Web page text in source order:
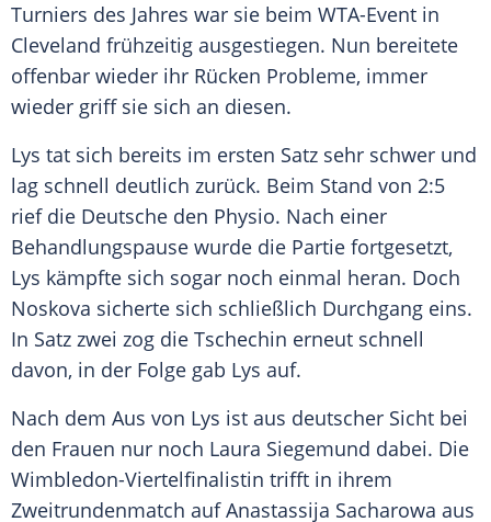
Turniers des Jahres war sie beim WTA-Event in
Cleveland frühzeitig ausgestiegen. Nun bereitete
offenbar wieder ihr Rücken Probleme, immer
wieder griff sie sich an diesen.
Lys tat sich bereits im ersten Satz sehr schwer und
lag schnell deutlich zurück. Beim Stand von 2:5
rief die Deutsche den Physio. Nach einer
Behandlungspause wurde die Partie fortgesetzt,
Lys kämpfte sich sogar noch einmal heran. Doch
Noskova sicherte sich schließlich Durchgang eins.
In Satz zwei zog die Tschechin erneut schnell
davon, in der Folge gab Lys auf.
Nach dem Aus von Lys ist aus deutscher Sicht bei
den Frauen nur noch Laura Siegemund dabei. Die
Wimbledon-Viertelfinalistin trifft in ihrem
Zweitrundenmatch auf Anastassija Sacharowa aus